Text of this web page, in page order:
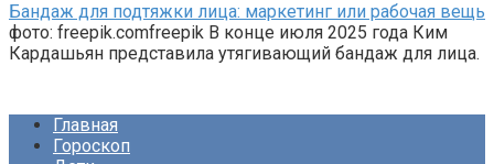
Бандаж для подтяжки лица: маркетинг или рабочая вещь
фото: freepik.comfreepik В конце июля 2025 года Ким
Кардашьян представила утягивающий бандаж для лица.
Главная
Гороскоп